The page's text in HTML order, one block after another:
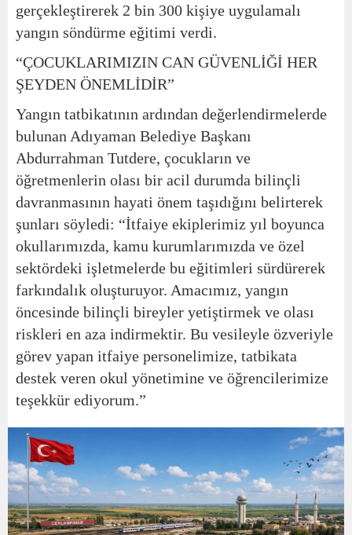
gerçekleştirerek 2 bin 300 kişiye uygulamalı
yangın söndürme eğitimi verdi.
“ÇOCUKLARIMIZIN CAN GÜVENLİĞİ HER
ŞEYDEN ÖNEMLİDİR”
Yangın tatbikatının ardından değerlendirmelerde
bulunan Adıyaman Belediye Başkanı
Abdurrahman Tutdere, çocukların ve
öğretmenlerin olası bir acil durumda bilinçli
davranmasının hayati önem taşıdığını belirterek
şunları söyledi: “İtfaiye ekiplerimiz yıl boyunca
okullarımızda, kamu kurumlarımızda ve özel
sektördeki işletmelerde bu eğitimleri sürdürerek
farkındalık oluşturuyor. Amacımız, yangın
öncesinde bilinçli bireyler yetiştirmek ve olası
riskleri en aza indirmektir. Bu vesileyle özveriyle
görev yapan itfaiye personelimize, tatbikata
destek veren okul yönetimine ve öğrencilerimize
teşekkür ediyorum.”